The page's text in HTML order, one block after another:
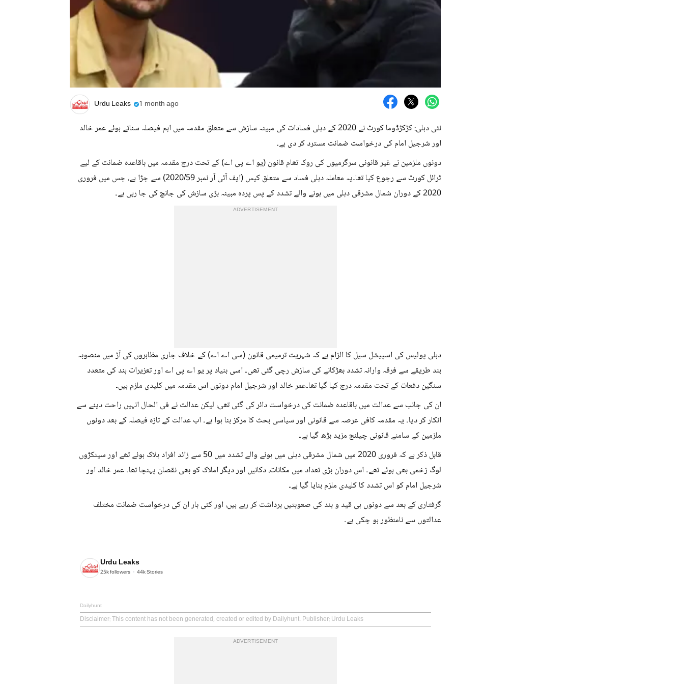
Urdu Leaks 1 month ago
نئی دہلی: کڑکڑڈوما کورٹ نے 2020 کے دہلی فسادات کی مبینہ سازش سے متعلق مقدمہ میں اہم فیصلہ سناتے ہوئے عمر خالد
اور شرجیل امام کی درخواست ضمانت مسترد کر دی ہے۔
دونوں ملزمین نے غیر قانونی سرگرمیوں کی روک تھام قانون (یو اے پی اے) کے تحت درج مقدمہ میں باقاعدہ ضمانت کے لیے
ٹرائل کورٹ سے رجوع کیا تھا۔یہ معاملہ دہلی فساد سے متعلق کیس (ایف آئی آر نمبر 2020/59) سے جڑا ہے، جس میں فروری
2020 کے دوران شمال مشرقی دہلی میں ہونے والے تشدد کے پس پردہ مبینہ بڑی سازش کی جانچ کی جا رہی ہے۔
ADVERTISEMENT
دہلی پولیس کی اسپیشل سیل کا الزام ہے کہ شہریت ترمیمی قانون (سی اے اے) کے خلاف جاری مظاہروں کی آڑ میں منصوبہ
بند طریقے سے فرقہ وارانہ تشدد بھڑکانے کی سازش رچی گئی تھی۔ اسی بنیاد پر یو اے پی اے اور تعزیرات ہند کی متعدد
سنگین دفعات کے تحت مقدمہ درج کیا گیا تھا۔عمر خالد اور شرجیل امام دونوں اس مقدمہ میں کلیدی ملزم ہیں۔
ان کی جانب سے عدالت میں باقاعدہ ضمانت کی درخواست دائر کی گئی تھی، لیکن عدالت نے فی الحال انہیں راحت دینے سے
انکار کر دیا۔ یہ مقدمہ کافی عرصہ سے قانونی اور سیاسی بحث کا مرکز بنا ہوا ہے۔ اب عدالت کے تازہ فیصلہ کے بعد دونوں
ملزمین کے سامنے قانونی چیلنج مزید بڑھ گیا ہے۔
قابل ذکر ہے کہ فروری 2020 میں شمال مشرقی دہلی میں ہونے والے تشدد میں 50 سے زائد افراد ہلاک ہوئے تھے اور سینکڑوں
لوگ زخمی بھی ہوئے تھے۔ اس دوران بڑی تعداد میں مکانات، دکانیں اور دیگر املاک کو بھی نقصان پہنچا تھا۔ عمر خالد اور
شرجیل امام کو اس تشدد کا کلیدی ملزم بنایا گیا ہے۔
گرفتاری کے بعد سے دونوں ہی قید و بند کی صعوبتیں برداشت کر رہے ہیں، اور کئی بار ان کی درخواست ضمانت مختلف
عدالتوں سے نامنظور ہو چکی ہے۔
Urdu Leaks
25kfollowers 44kStories
Dailyhunt
Disclaimer: This content has not been generated, created or edited by Dailyhunt. Publisher: Urdu Leaks
ADVERTISEMENT